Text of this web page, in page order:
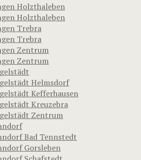
Holzthaleben
Holzthaleben
Trebra
Trebra
Zentrum
Zentrum
Helmsdorf
Kefferhausen
Kreuzebra
Zentrum
Bad Tennstedt
Gorsleben